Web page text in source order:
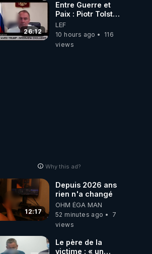
26:12
Entre Guerre et
Paix : Piotr Tolstoi
remet l'otan à sa
place - Interview
exclusif
LEF
10 hours ago
116
views
Why this ad?
12:17
Depuis 2026 ans
rien n'a changé
OHM ÉGA MAN
52 minutes ago
7
views
Le père de la
victime : « un